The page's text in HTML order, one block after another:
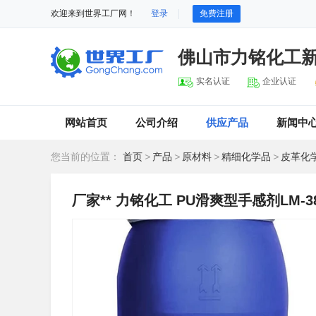
欢迎来到世界工厂网！ 登录 免费注册
佛山市力铭化工
实名认证 企业认证
网站首页 公司介绍 供应产品 新闻中
您当前的位置： 首页 > 产品 > 原材料 >精细化学品 > 皮革化
厂家** 力铭化工 ​PU滑爽型手感剂LM-